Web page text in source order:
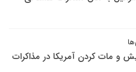
و مات کردن آمریکا در مذاکرات